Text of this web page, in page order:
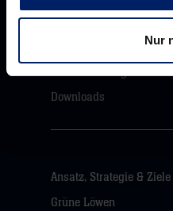
Nur
Akkreditierungen
Downloads
Ansatz, Strategie & Ziele
Grüne Löwen